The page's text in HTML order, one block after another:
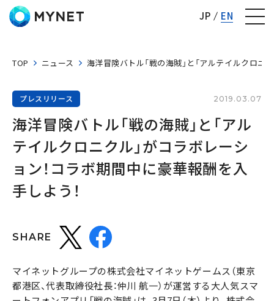
JP EN
TOP ニュース 海洋冒険バトル「戦の海賊」と「アルテイルクロニ
プレスリリース 2019.03.07
海洋冒険バトル「戦の海賊」と「アル
テイルクロニクル」がコラボレーシ
ョン！コラボ期間中に豪華報酬を入
手しよう！
SHARE
マイネットグループの株式会社マイネットゲームス（東京
都港区、代表取締役社長：仲川 航一）が運営する大人気スマ